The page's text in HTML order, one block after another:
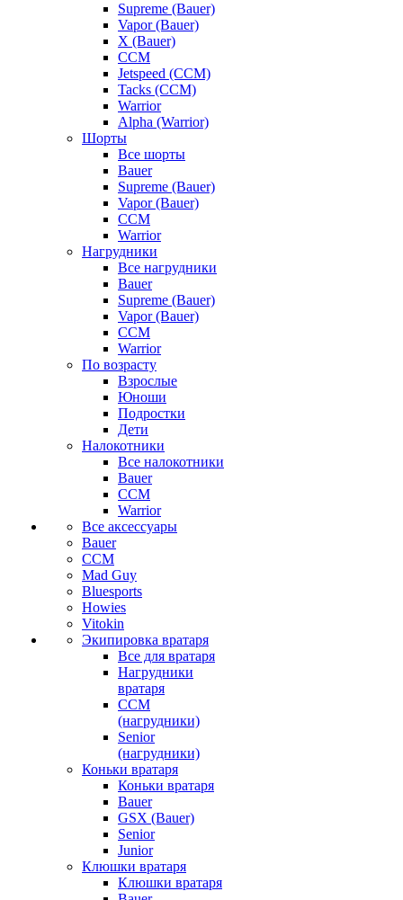
Supreme (Bauer)
Vapor (Bauer)
X (Bauer)
CCM
Jetspeed (CCM)
Tacks (CCM)
Warrior
Alpha (Warrior)
Шорты
Все шорты
Bauer
Supreme (Bauer)
Vapor (Bauer)
CCM
Warrior
Нагрудники
Все нагрудники
Bauer
Supreme (Bauer)
Vapor (Bauer)
CCM
Warrior
По возрасту
Взрослые
Юноши
Подростки
Дети
Налокотники
Все налокотники
Bauer
CCM
Warrior
Все аксессуары
Bauer
CCM
Mad Guy
Bluesports
Howies
Vitokin
Экипировка вратаря
Все для вратаря
Нагрудники
вратаря
CCM
(нагрудники)
Senior
(нагрудники)
Коньки вратаря
Коньки вратаря
Bauer
GSX (Bauer)
Senior
Junior
Клюшки вратаря
Клюшки вратаря